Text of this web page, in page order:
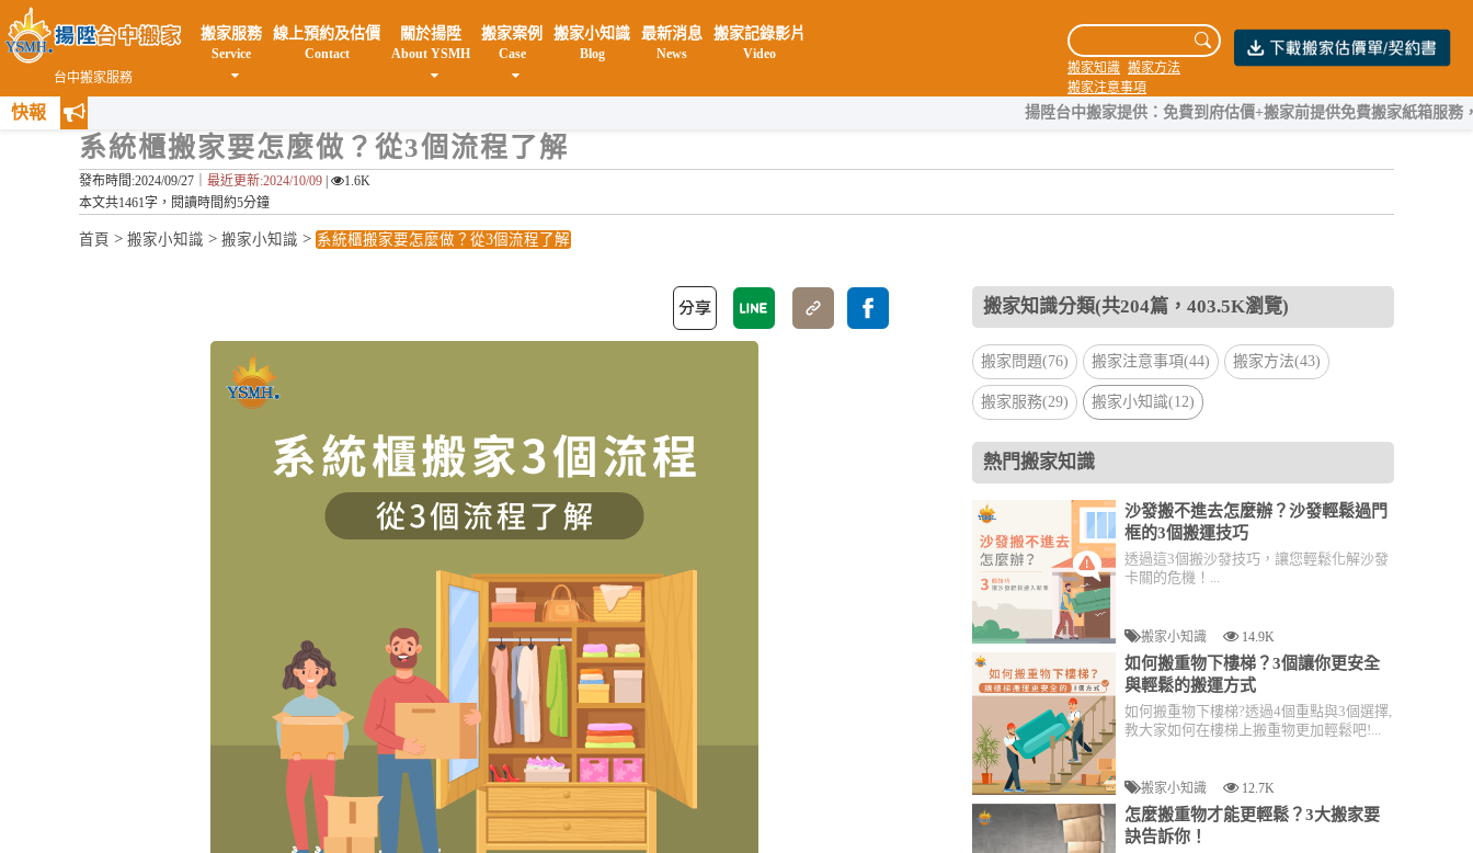
台中搬家服務
搬家知識 搬家方法
搬家注意事項
搬家服務
Service
線上預約及估價
Contact
關於揚陞
About YSMH
搬家案例
Case
搬家小知識
Blog
最新消息
News
搬家記錄影片
Video
快報 揚陞台中搬家提供：免費到府估價+搬家前提供免費搬家紙箱服務，團隊
系統櫃搬家要怎麼做？從3個流程了解
發布時間:2024/09/27｜ 最近更新:2024/10/09
1.6K
本文共1461字，閱讀時間約5分鐘
首頁 > 搬家小知識 > 搬家小知識 > 系統櫃搬家要怎麼做？從3個流程了解
搬家知識分類(共204篇，403.5K瀏覽)
搬家問題(76) 搬家注意事項(44) 搬家方法(43)
搬家服務(29) 搬家小知識(12)
熱門搬家知識
沙發搬不進去怎麼辦？沙發輕鬆過門
框的3個搬運技巧
透過這3個搬沙發技巧，讓您輕鬆化解沙發
卡關的危機！...
搬家小知識 14.9K
如何搬重物下樓梯？3個讓你更安全
與輕鬆的搬運方式
如何搬重物下樓梯?透過4個重點與3個選擇,
教大家如何在樓梯上搬重物更加輕鬆吧!...
搬家小知識 12.7K
怎麼搬重物才能更輕鬆？3大搬家要
訣告訴你！